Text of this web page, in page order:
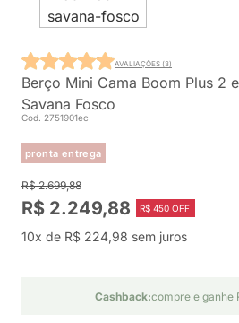
Berço Mini Cama Boom Plus 2
Savana Fosco
Cod. 2751901ec
pronta entrega
AVALIAÇÕES (3)
R$ 2.699,88
R$ 2.249,88 R$ 450 OFF
10x de R$ 224,98 sem juros
Cashback:compre e ganhe